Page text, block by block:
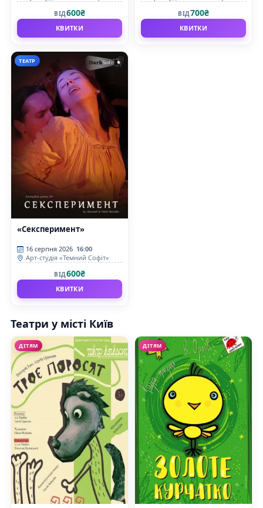
ВІД600₴
КВИТКИ
ВІД700₴
КВИТКИ
ТЕАТР
«Сексперимент»
16 серпня 2026 16:00
Арт-студія «Темний Софіт»
ВІД600₴
КВИТКИ
Театри у місті Київ
ДІТЯМ ДІТЯМ